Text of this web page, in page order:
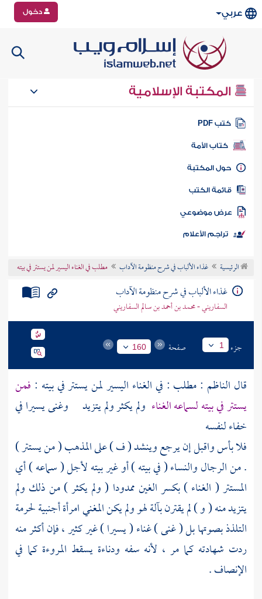
عربي دخول
المكتبة الإسلامية
كتب PDF
كتاب الأمة
المكتبة
الكتب
موضوعي
تراجم الأعلام
الرئيسية غذاء الألباب في شرح منظومة الآداب مطلب في الغناء اليسير لمن يستتر في بيته
غذاء الألباب في شرح منظومة الآداب
السفاريني - محمد بن أحمد بن سالم السفاريني
جزء 1 صفحة 160
قال الناظم : مطلب : في الغناء اليسير لمن يستتر في بيته : فمن
يستتر في بيته لسماعه الغناء ولم يكثر ولم يتزيد وغنى يسيرا في
خفاء لنفسه
فلا بأس واقبل إن يرجع وينشد ( ف ) على المذهب ( من يستتر )
. من الرجال والنساء ( في بيته ) أو غير بيته لأجل ( سماعه ) أي
المستتر ( الغناء ) بكسر الغين ممدودا ( ولم يكثر ) من ذلك ولم
يتزيد منه ( و ) لم يقترن بآلة لهو ولم يكن المغني امرأة أجنبية لحرمة
التلذذ بصوتها بل ( غنى ) غناء ( يسيرا ) غير كثير ، فإن أكثر منه
ردت شهادته كما مر ، لأنه سفه ودناءة يسقط المروءة كما في
الإنصاف .